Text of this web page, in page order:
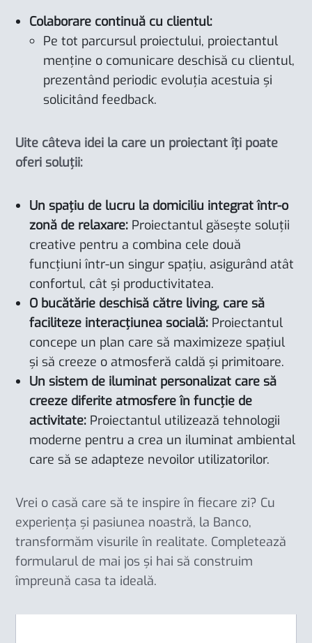
Colaborare continuă cu clientul:
Pe tot parcursul proiectului, proiectantul
menține o comunicare deschisă cu clientul,
prezentând periodic evoluția acestuia și
solicitând feedback.
Uite câteva idei la care un proiectant îți poate
oferi soluții:
Un spațiu de lucru la domiciliu integrat într-o
zonă de relaxare: Proiectantul găsește soluții
creative pentru a combina cele două
funcțiuni într-un singur spațiu, asigurând atât
confortul, cât și productivitatea.
O bucătărie deschisă către living, care să
faciliteze interacțiunea socială: Proiectantul
concepe un plan care să maximizeze spațiul
și să creeze o atmosferă caldă și primitoare.
Un sistem de iluminat personalizat care să
creeze diferite atmosfere în funcție de
activitate: Proiectantul utilizează tehnologii
moderne pentru a crea un iluminat ambiental
care să se adapteze nevoilor utilizatorilor.
Vrei o casă care să te inspire în fiecare zi? Cu
experiența și pasiunea noastră, la Banco,
transformăm visurile în realitate. Completează
formularul de mai jos și hai să construim
împreună casa ta ideală.